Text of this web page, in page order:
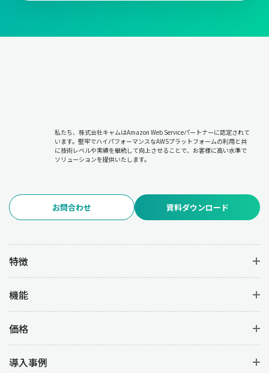
私たち、株式会社キャムはAmazon Web Serviceパートナーに認定されて
います。堅牢でハイパフォーマンスなAWSプラットフォームの利用と共
に技術レベルや実績を継続して向上させることで、お客様に高い水準で
ソリューションを提供いたします。
お問合わせ 資料ダウンロード
特徴
機能
価格
導入事例